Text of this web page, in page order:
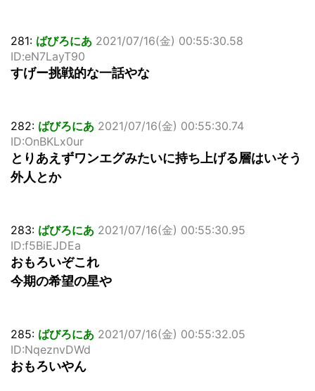
281: ばびろにあ 2021/07/16(金) 00:55:30.58
ID:eN7LayT90
すげー挑戦的な一話やな
282: ばびろにあ 2021/07/16(金) 00:55:30.74
ID:OnBKLx0ur
とりあえずワンエグみたいに持ち上げる層はいそう
外人とか
283: ばびろにあ 2021/07/16(金) 00:55:30.95
ID:f5BiEJDEa
おもろいぞこれ
今期の希望の星や
285: ばびろにあ 2021/07/16(金) 00:55:32.05
ID:NqeznvDWd
おもろいやん